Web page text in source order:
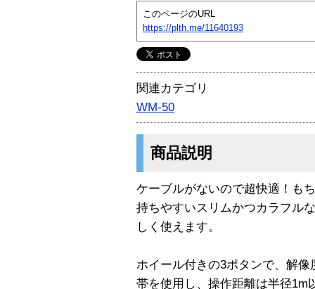
このページのURL
https://plth.me/11640193
関連カテゴリ
WM-50
商品説明
ケーブルがないので超快適！も
持ちやすいスリムかつカラフル
しく使えます。
ホイール付きの3ポタンで、解
帯を使用し、操作距離は半径1m